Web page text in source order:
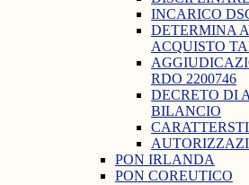
INCARICO
DETERMINA
ACQUISTO
RDO 2200746
DECRETO DI
BILANCIO
PON IRLANDA
PON COREUTICO